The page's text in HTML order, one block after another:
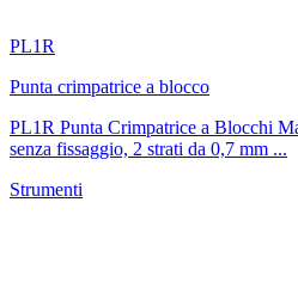
PL1R
Punta crimpatrice a blocco
PL1R Punta Crimpatrice a Blocchi
senza fissaggio, 2 strati da 0,7 mm ...
Strumenti